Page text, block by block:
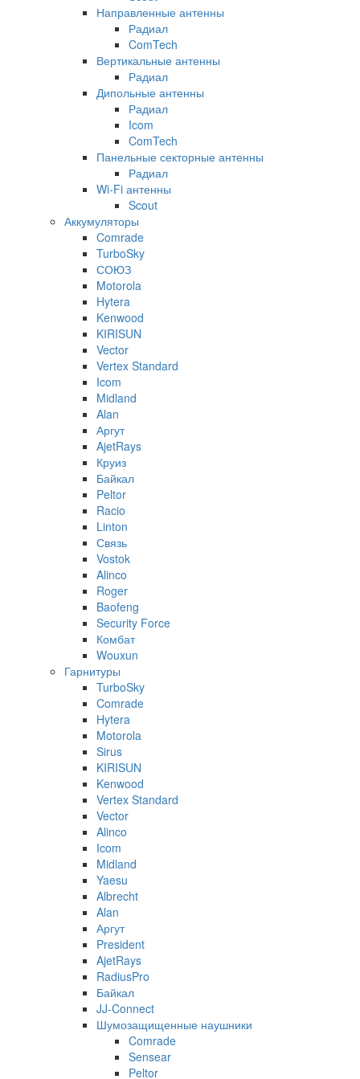
Направленные антенны
Радиал
ComTech
Вертикальные антенны
Радиал
Дипольные антенны
Радиал
Icom
ComTech
Панельные секторные антенны
Радиал
Wi-Fi антенны
Scout
Аккумуляторы
Comrade
TurboSky
СОЮЗ
Motorola
Hytera
Kenwood
KIRISUN
Vector
Vertex Standard
Icom
Midland
Alan
Аргут
AjetRays
Круиз
Байкал
Peltor
Racio
Linton
Связь
Vostok
Alinco
Roger
Baofeng
Security Force
Комбат
Wouxun
Гарнитуры
TurboSky
Comrade
Hytera
Motorola
Sirus
KIRISUN
Kenwood
Vertex Standard
Vector
Alinco
Icom
Midland
Yaesu
Albrecht
Alan
Аргут
President
AjetRays
RadiusPro
Байкал
JJ-Connect
Шумозащищенные наушники
Comrade
Sensear
Peltor